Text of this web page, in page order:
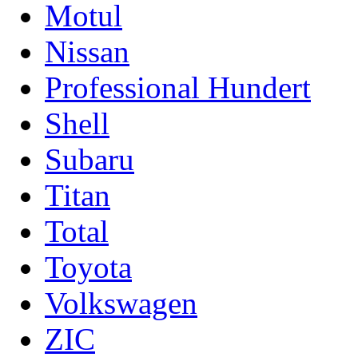
Motul
Nissan
Professional Hundert
Shell
Subaru
Titan
Total
Toyota
Volkswagen
ZIC